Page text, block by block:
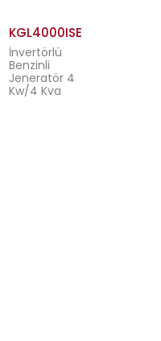
KGL4000ISE
İnvertörlü
Benzinli
Jeneratör 4
Kw/4 Kva